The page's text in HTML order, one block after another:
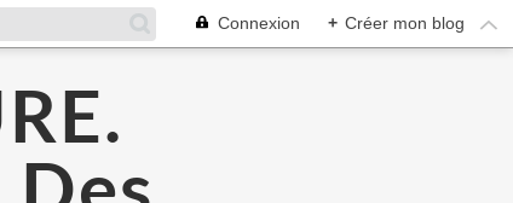
Connexion + Créer mon blog